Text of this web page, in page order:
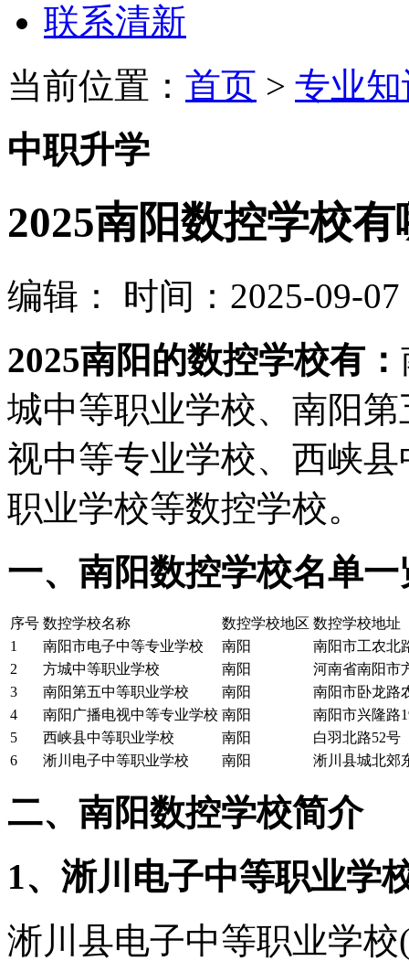
联系清新
当前位置： 首页 > 专业
中职升学
2025南阳数控学校有
编辑：
时间：2025-09-07
2025南阳的数控学校有：
城中等职业学校、南阳
视中等专业学校、西峡
职业学校等数控学校。
一、南阳数控学校名单一
序号 数控学校名称 数控学校地区 数控学校地址
1
南阳市电子中等专业学校 南阳
南阳市工农北
2
方城中等职业学校 南阳
河南省南阳市
3
南阳第五中等职业学校 南阳
南阳市卧龙路
4
南阳广播电视中等专业学校 南阳
南阳市兴隆路
5
西峡县中等职业学校 南阳
白羽北路52号
6
淅川电子中等职业学校 南阳 淅川县城北郊
二、南阳数控学校简介
1、淅川电子中等职业学
淅川县电子中等职业学